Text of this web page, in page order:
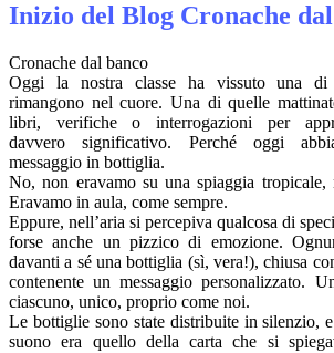
Inizio del Blog Cronache
Cronache dal banco
Oggi la nostra classe ha vissuto una di
rimangono nel cuore. Una di quelle
libri, verifiche o interrogazioni per
davvero significativo. Perché oggi
messaggio in bottiglia.
No, non eravamo su una spiaggia
Eravamo in aula, come sempre.
Eppure, nell’aria si percepiva qualcosa di
forse anche un pizzico di emozione.
davanti a sé una bottiglia (sì, vera!), chiusa
contenente un messaggio personalizzato.
ciascuno, unico, proprio come noi.
Le bottiglie sono state distribuite in silenzio,
suono era quello della carta che si